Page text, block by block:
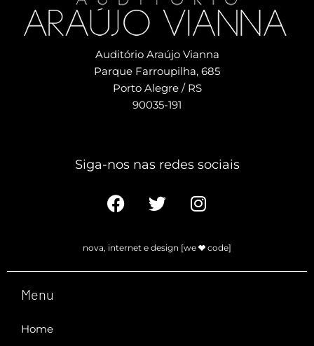
Auditório Araújo Vianna
Parque Farroupilha, 685
Porto Alegre / RS
90035-191
Siga-nos nas redes sociais​
nova, internet e design [we code]
Menu
Home